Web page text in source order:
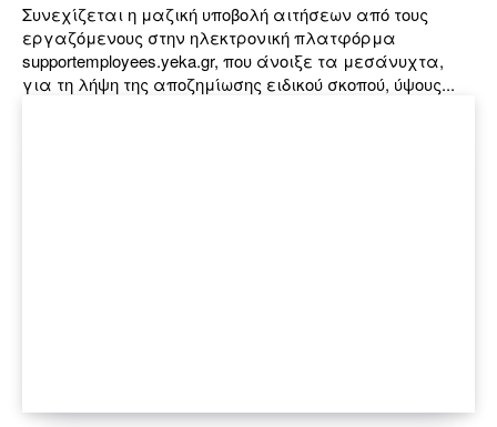
Συνεχίζεται η μαζική υποβολή αιτήσεων από τους
εργαζόμενους στην ηλεκτρονική πλατφόρμα
supportemployees.yeka.gr, που άνοιξε τα μεσάνυχτα,
για τη λήψη της αποζημίωσης ειδικού σκοπού, ύψους...